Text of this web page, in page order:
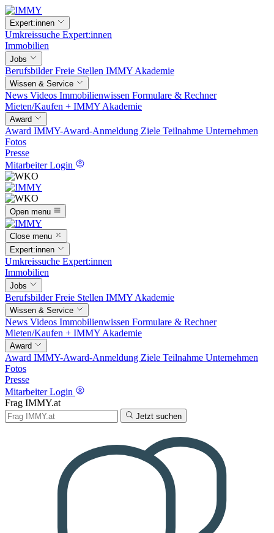
Expert:innen
Umkreissuche Expert:innen
Immobilien
Jobs
BerufsbilderFreie Stellen IMMY Akademie
Wissen & Service
News Videos Immobilienwissen Formulare & Rechner
Mieten/Kaufen + IMMY Akademie
Award
Award IMMY-Award-Anmeldung Ziele Teilnahme Unternehmen
Fotos
Presse
Mitarbeiter Login
Open menu
Close menu
Expert:innen
Umkreissuche Expert:innen
Immobilien
Jobs
BerufsbilderFreie Stellen IMMY Akademie
Wissen & Service
News Videos Immobilienwissen Formulare & Rechner
Mieten/Kaufen + IMMY Akademie
Award
Award IMMY-Award-Anmeldung Ziele Teilnahme Unternehmen
Fotos
Presse
Mitarbeiter Login
Frag IMMY.at
Jetzt suchen